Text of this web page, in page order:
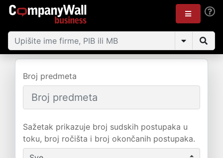
Broj predmeta
Sažetak prikazuje broj sudskih postupaka u
toku, broj ročišta i broj okončanih postupaka.